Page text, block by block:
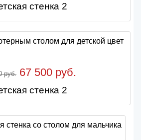
стенка 2
руб. 67 500 руб.
стенка 2